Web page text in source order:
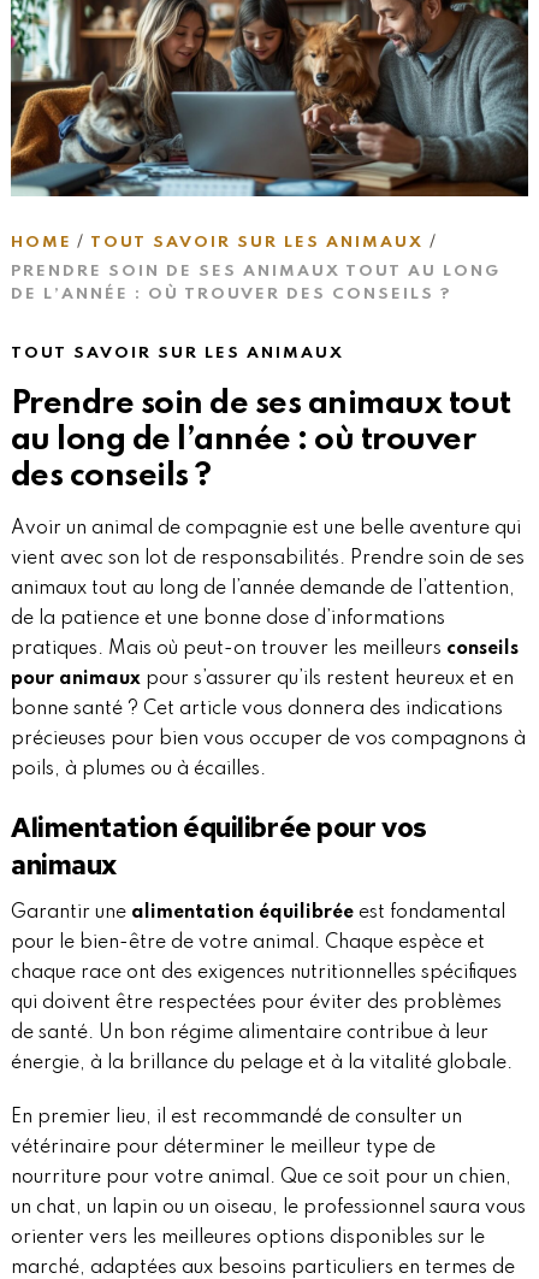
HOME
TOUT SAVOIR SUR LES ANIMAUX
PRENDRE SOIN DE SES ANIMAUX TOUT AU LONG
DE L’ANNÉE : OÙ TROUVER DES CONSEILS ?
TOUT SAVOIR SUR LES ANIMAUX
Prendre soin de ses animaux tout
au long de l’année : où trouver
des conseils ?
Avoir un animal de compagnie est une belle aventure qui
vient avec son lot de responsabilités. Prendre soin de ses
animaux tout au long de l’année demande de l’attention,
de la patience et une bonne dose d’informations
pratiques. Mais où peut-on trouver les meilleurs conseils
pour animauxpour s’assurer qu’ils restent heureux et en
bonne santé ? Cet article vous donnera des indications
précieuses pour bien vous occuper de vos compagnons à
poils, à plumes ou à écailles.
Alimentation équilibrée pour vos
animaux
Garantir une alimentation équilibréeest fondamental
pour le bien-être de votre animal. Chaque espèce et
chaque race ont des exigences nutritionnelles spécifiques
qui doivent être respectées pour éviter des problèmes
de santé. Un bon régime alimentaire contribue à leur
énergie, à la brillance du pelage et à la vitalité globale.
En premier lieu, il est recommandé de consulter un
vétérinaire pour déterminer le meilleur type de
nourriture pour votre animal. Que ce soit pour un chien,
un chat, un lapin ou un oiseau, le professionnel saura vous
orienter vers les meilleures options disponibles sur le
marché, adaptées aux besoins particuliers en termes de